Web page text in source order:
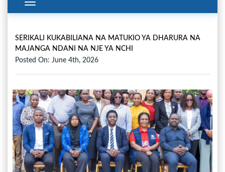
Toggle
Navigation
SERIKALI KUKABILIANA NA MATUKIO YA DHARURA NA
MAJANGA NDANI NA NJE YA NCHI
Posted On: June 4th, 2026